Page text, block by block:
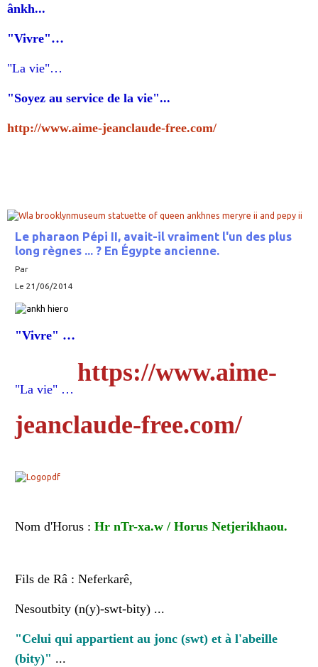
ânkh...
"Vivre"…
"La vie"…
"Soyez au service de la vie"...
http://www.aime-jeanclaude-free.com/
Le pharaon Pépi II, avait-il vraiment l'un des plus
long règnes ... ? En Égypte ancienne.
Par
Le 21/06/2014
"Vivre" …
"La vie" …
https://www.aime-
jeanclaude-free.com/
Nom d'Horus : Hr nTr-xa.w / Horus Netjerikhaou.
Fils de Râ : Neferkarê,
Nesoutbity (n(y)-swt-bity) ...
"Celui qui appartient au jonc (swt) et à l'abeille
(bity)" ...